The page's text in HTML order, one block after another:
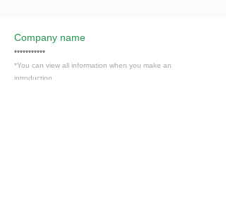
Company name
***********
*You can view all information when you make an
introduction.